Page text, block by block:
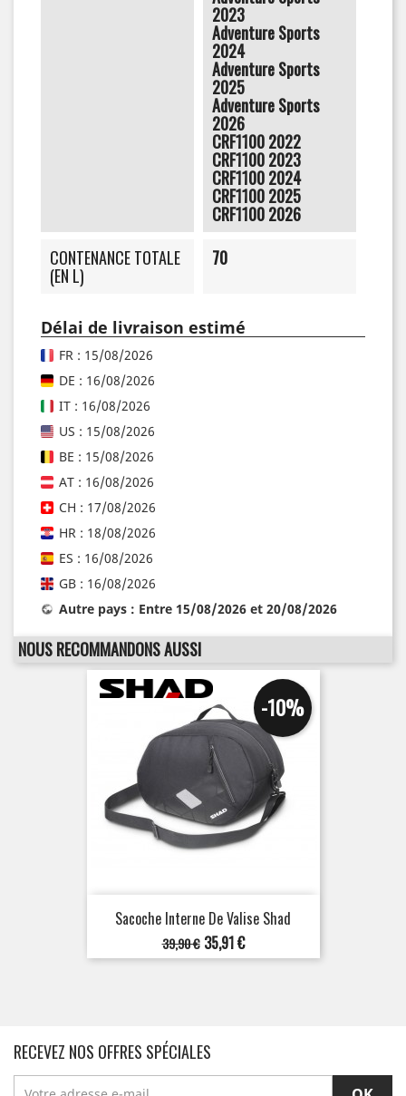
2023
Adventure Sports
2024
Adventure Sports
2025
Adventure Sports
2026
CRF1100 2022
CRF1100 2023
CRF1100 2024
CRF1100 2025
CRF1100 2026
CONTENANCE TOTALE
(EN L)
70
Délai de livraison estimé
FR : 15/08/2026
DE : 16/08/2026
IT : 16/08/2026
US : 15/08/2026
BE : 15/08/2026
AT : 16/08/2026
CH : 17/08/2026
HR : 18/08/2026
ES : 16/08/2026
GB : 16/08/2026
Autre pays : Entre 15/08/2026 et 20/08/2026
NOUS RECOMMANDONS AUSSI
Sacoche Interne De Valise Shad
Prix
de
39,90 €
-10%
Prix
35,91 €
RECEVEZ NOS OFFRES SPÉCIALES